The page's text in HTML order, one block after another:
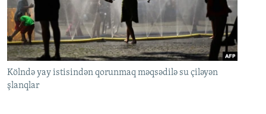
Kölndə yay istisindən qorunmaq məqsədilə su çiləyən
şlanqlar